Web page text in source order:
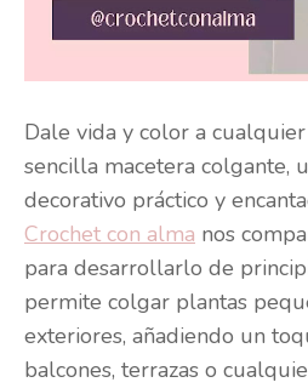
Dale vida y color a
sencilla macetera colgante,
decorativo práctico y
Crochet con alma nos
para desarrollarlo de
permite colgar plantas
exteriores, añadiendo un
balcones, terrazas o